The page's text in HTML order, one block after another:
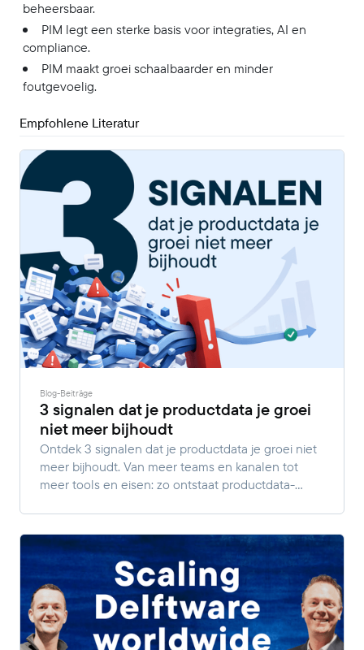
beheersbaar.
PIM legt een sterke basis voor integraties, AI en
compliance.
PIM maakt groei schaalbaarder en minder
foutgevoelig.
Empfohlene Literatur
Blog-Beiträge
3 signalen dat je productdata je groei
niet meer bijhoudt
Ontdek 3 signalen dat je productdata je groei niet
meer bijhoudt. Van meer teams en kanalen tot
meer tools en eisen: zo ontstaat productdata-